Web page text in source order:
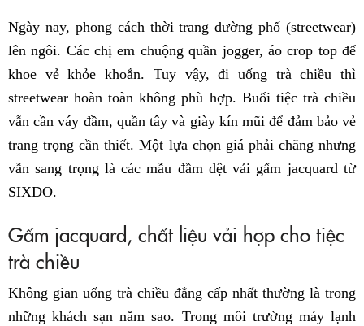
Ngày nay, phong cách thời trang đường phố (streetwear)
lên ngôi. Các chị em chuộng quần jogger, áo crop top để
khoe vẻ khỏe khoắn. Tuy vậy, đi uống trà chiều thì
streetwear hoàn toàn không phù hợp. Buổi tiệc trà chiều
vẫn cần váy đầm, quần tây và giày kín mũi để đảm bảo vẻ
trang trọng cần thiết. Một lựa chọn giá phải chăng nhưng
vẫn sang trọng là các mẫu đầm dệt vải gấm jacquard từ
SIXDO.
Gấm jacquard, chất liệu vải hợp cho tiệc
trà chiều
Không gian uống trà chiều đẳng cấp nhất thường là trong
những khách sạn năm sao. Trong môi trường máy lạnh